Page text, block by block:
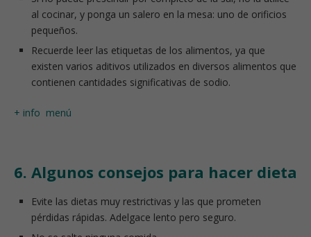
al cocinar, y ponga un salero en la mesa: uno de orificios
pequeños.
Recuerde leer las etiquetas de los alimentos, ya que
existen varios aditivos utilizados en diversos alimentos que
contienen cantidades significativas de sodio.
+ info menú
6. Algunos consejos para hacer dieta
Evite las dietas muy restrictivas y las que prometen
pérdidas rápidas. Adelgace lento pero seguro.